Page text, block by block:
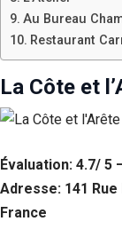
Au Bureau
Restaurant
La Côte et
Évaluation: 4.7/ 5
Adresse: 141
France